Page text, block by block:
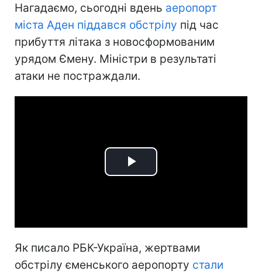
Нагадаємо, сьогодні вдень аеропорт
міста Аден піддався обстрілу під час
прибуття літака з новосформованим
урядом Ємену. Міністри в результаті
атаки не постраждали.
Play
Як писало РБК-Україна, жертвами
обстрілу єменського аеропорту стали